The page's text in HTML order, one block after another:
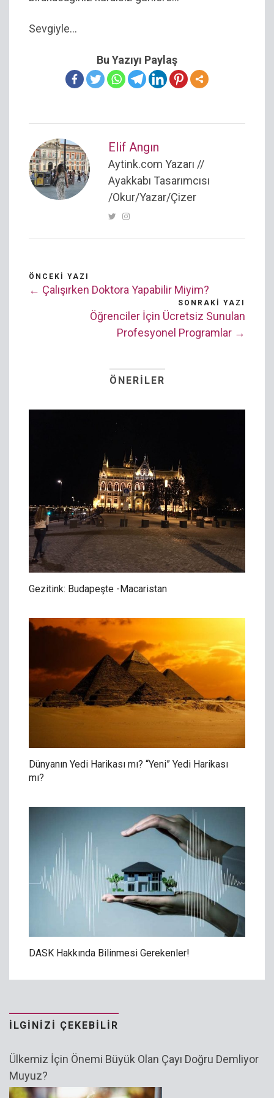
Sevgiyle…
Bu Yazıyı Paylaş
Elif Angın
Aytink.com Yazarı //
Ayakkabı Tasarımcısı
/Okur/Yazar/Çizer
ÖNCEKI YAZI
← Çalışırken Doktora Yapabilir Miyim?
SONRAKI YAZI
Öğrenciler İçin Ücretsiz Sunulan
Profesyonel Programlar →
ÖNERILER
Gezitink: Budapeşte -Macaristan
Dünyanın Yedi Harikası mı? “Yeni” Yedi Harikası
mı?
DASK Hakkında Bilinmesi Gerekenler!
İLGINIZI ÇEKEBILIR
Ülkemiz İçin Önemi Büyük Olan Çayı Doğru Demliyor
Muyuz?